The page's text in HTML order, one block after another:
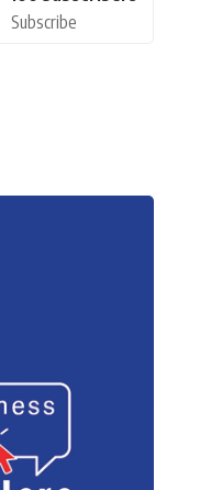
Subscribe